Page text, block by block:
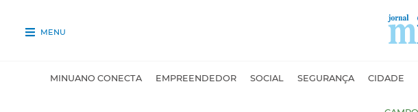
MENU
MINUANO CONECTA EMPREENDEDOR SOCIAL SEGURANÇA CIDADE